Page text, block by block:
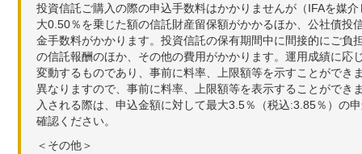
投資信託ご購入の際の申込手数料はかかりませんが（IFAを媒
大0.50％を乗じた額の信託財産留保額がかかるほか、公社債
金手数料がかかります。投資信託の保有期間中に間接的にご
の信託報酬のほか、その他の費用がかかります。運用成績に
変動するものであり、事前に料率、上限額等を示すことがで
異なりますので、事前に料率、上限額等を表示することがで
入される際は、申込金額に対して最大3.5％（税込:3.85％）の
確認ください。
＜その他＞